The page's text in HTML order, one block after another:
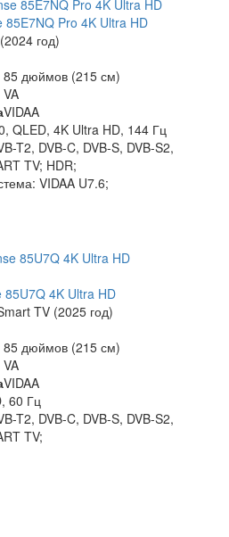
85E7NQ Pro 4K Ultra HD
год)
85 дюймов (215 см)
VA
VIDAA
QLED, 4K Ultra HD, 144 Гц
T2, DVB-C, DVB-S, DVB-S2,
TV; HDR;
VIDAA U7.6;
85U7Q 4K Ultra HD
TV (2025 год)
85 дюймов (215 см)
VA
VIDAA
60 Гц
T2, DVB-C, DVB-S, DVB-S2,
TV;